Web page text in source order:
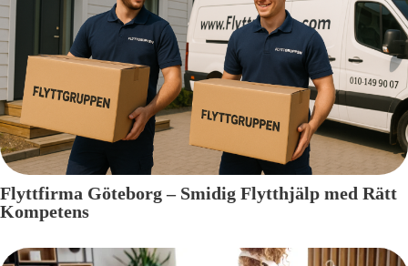
Flyttfirma Göteborg – Smidig Flytthjälp med Rätt
Kompetens